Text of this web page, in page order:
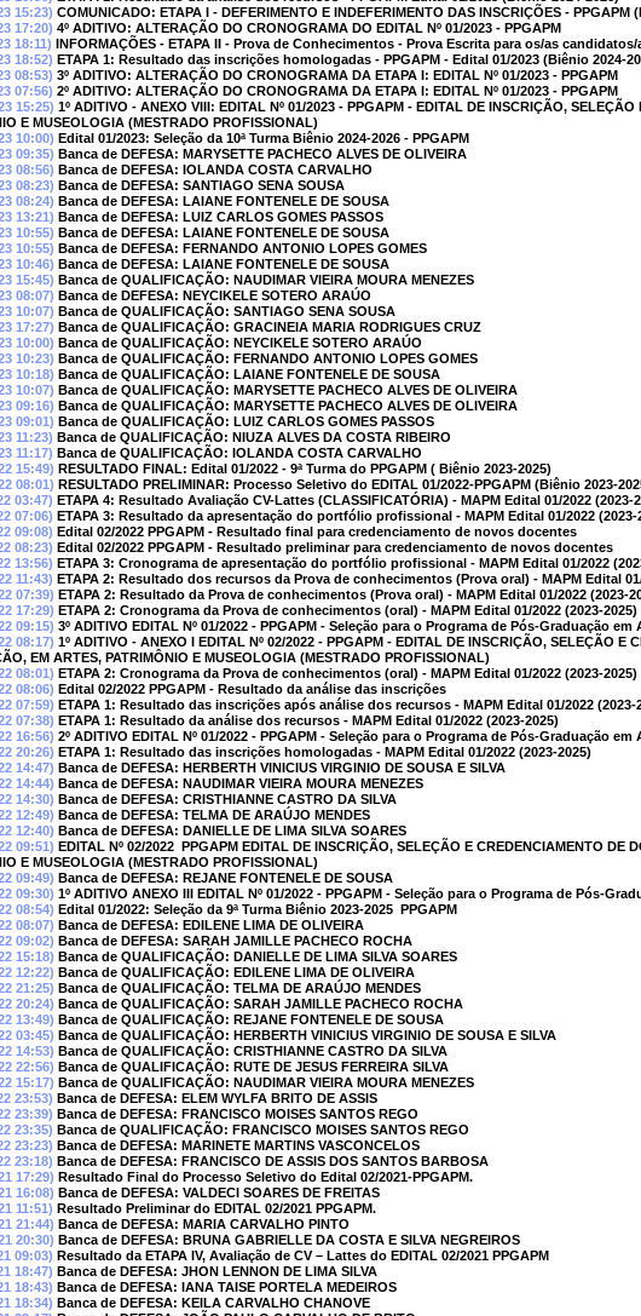
15:23) COMUNICADO: ETAPA I - DEFERIMENTO E INDEFERIMENTO DAS INSCRIÇÕES - PPGAPM
17:20) 4º ADITIVO: ALTERAÇÃO DO CRONOGRAMA DO EDITAL Nº 01/2023 - PPGAPM
18:11) INFORMAÇÕES - ETAPA II - Prova de Conhecimentos - Prova Escrita para os/as
18:52) ETAPA 1: Resultado das inscrições homologadas - PPGAPM - Edital 01/2023 (Biênio 2024-
08:53) 3º ADITIVO: ALTERAÇÃO DO CRONOGRAMA DA ETAPA I: EDITAL Nº 01/2023 - PPGAPM
07:56) 2º ADITIVO: ALTERAÇÃO DO CRONOGRAMA DA ETAPA I: EDITAL Nº 01/2023 - PPGAPM
15:25) 1º ADITIVO - ANEXO VIII: EDITAL Nº 01/2023 - PPGAPM - EDITAL DE INSCRIÇÃO,
E MUSEOLOGIA (MESTRADO PROFISSIONAL)
10:00) Edital 01/2023: Seleção da 10ª Turma Biênio 2024-2026 - PPGAPM
09:35) Banca de DEFESA: MARYSETTE PACHECO ALVES DE OLIVEIRA
08:56) Banca de DEFESA: IOLANDA COSTA CARVALHO
08:23) Banca de DEFESA: SANTIAGO SENA SOUSA
08:24) Banca de DEFESA: LAIANE FONTENELE DE SOUSA
13:21) Banca de DEFESA: LUIZ CARLOS GOMES PASSOS
10:55) Banca de DEFESA: LAIANE FONTENELE DE SOUSA
10:55) Banca de DEFESA: FERNANDO ANTONIO LOPES GOMES
10:46) Banca de DEFESA: LAIANE FONTENELE DE SOUSA
15:45) Banca de QUALIFICAÇÃO: NAUDIMAR VIEIRA MOURA MENEZES
08:07) Banca de DEFESA: NEYCIKELE SOTERO ARAÚO
10:07) Banca de QUALIFICAÇÃO: SANTIAGO SENA SOUSA
17:27) Banca de QUALIFICAÇÃO: GRACINEIA MARIA RODRIGUES CRUZ
10:00) Banca de QUALIFICAÇÃO: NEYCIKELE SOTERO ARAÚO
10:23) Banca de QUALIFICAÇÃO: FERNANDO ANTONIO LOPES GOMES
10:18) Banca de QUALIFICAÇÃO: LAIANE FONTENELE DE SOUSA
10:07) Banca de QUALIFICAÇÃO: MARYSETTE PACHECO ALVES DE OLIVEIRA
09:16) Banca de QUALIFICAÇÃO: MARYSETTE PACHECO ALVES DE OLIVEIRA
09:01) Banca de QUALIFICAÇÃO: LUIZ CARLOS GOMES PASSOS
11:23) Banca de QUALIFICAÇÃO: NIUZA ALVES DA COSTA RIBEIRO
11:17) Banca de QUALIFICAÇÃO: IOLANDA COSTA CARVALHO
15:49) RESULTADO FINAL: Edital 01/2022 - 9ª Turma do PPGAPM ( Biênio 2023-2025)
08:01) RESULTADO PRELIMINAR: Processo Seletivo do EDITAL 01/2022-PPGAPM (Biênio 2023-
03:47) ETAPA 4: Resultado Avaliação CV-Lattes (CLASSIFICATÓRIA) - MAPM Edital 01/2022 (2023-
07:06) ETAPA 3: Resultado da apresentação do portfólio profissional - MAPM Edital 01/2022 (2023-
09:08) Edital 02/2022 PPGAPM - Resultado final para credenciamento de novos docentes
08:23) Edital 02/2022 PPGAPM - Resultado preliminar para credenciamento de novos docentes
13:56) ETAPA 3: Cronograma de apresentação do portfólio profissional - MAPM Edital 01/2022
11:43) ETAPA 2: Resultado dos recursos da Prova de conhecimentos (Prova oral) - MAPM Edital
07:39) ETAPA 2: Resultado da Prova de conhecimentos (Prova oral) - MAPM Edital 01/2022 (2023-
17:29) ETAPA 2: Cronograma da Prova de conhecimentos (oral) - MAPM Edital 01/2022 (2023-
09:15) 3º ADITIVO EDITAL Nº 01/2022 - PPGAPM - Seleção para o Programa de Pós-Graduação
08:17) 1º ADITIVO - ANEXO I EDITAL Nº 02/2022 - PPGAPM - EDITAL DE INSCRIÇÃO, SELEÇÃO E
EM ARTES, PATRIMÔNIO E MUSEOLOGIA (MESTRADO PROFISSIONAL)
08:01) ETAPA 2: Cronograma da Prova de conhecimentos (oral) - MAPM Edital 01/2022 (2023-2025)
08:06) Edital 02/2022 PPGAPM - Resultado da análise das inscrições
07:59) ETAPA 1: Resultado das inscrições após análise dos recursos - MAPM Edital 01/2022 (2023-
07:38) ETAPA 1: Resultado da análise dos recursos - MAPM Edital 01/2022 (2023-2025)
16:56) 2º ADITIVO EDITAL Nº 01/2022 - PPGAPM - Seleção para o Programa de Pós-Graduação
20:26) ETAPA 1: Resultado das inscrições homologadas - MAPM Edital 01/2022 (2023-2025)
14:47) Banca de DEFESA: HERBERTH VINICIUS VIRGINIO DE SOUSA E SILVA
14:44) Banca de DEFESA: NAUDIMAR VIEIRA MOURA MENEZES
14:30) Banca de DEFESA: CRISTHIANNE CASTRO DA SILVA
12:49) Banca de DEFESA: TELMA DE ARAÚJO MENDES
12:40) Banca de DEFESA: DANIELLE DE LIMA SILVA SOARES
09:51) EDITAL Nº 02/2022  PPGAPM EDITAL DE INSCRIÇÃO, SELEÇÃO E CREDENCIAMENTO
E MUSEOLOGIA (MESTRADO PROFISSIONAL)
09:49) Banca de DEFESA: REJANE FONTENELE DE SOUSA
09:30) 1º ADITIVO ANEXO III EDITAL Nº 01/2022 - PPGAPM - Seleção para o Programa de Pós-
08:54) Edital 01/2022: Seleção da 9ª Turma Biênio 2023-2025  PPGAPM
08:07) Banca de DEFESA: EDILENE LIMA DE OLIVEIRA
09:02) Banca de DEFESA: SARAH JAMILLE PACHECO ROCHA
15:18) Banca de QUALIFICAÇÃO: DANIELLE DE LIMA SILVA SOARES
12:22) Banca de QUALIFICAÇÃO: EDILENE LIMA DE OLIVEIRA
21:25) Banca de QUALIFICAÇÃO: TELMA DE ARAÚJO MENDES
20:24) Banca de QUALIFICAÇÃO: SARAH JAMILLE PACHECO ROCHA
13:49) Banca de QUALIFICAÇÃO: REJANE FONTENELE DE SOUSA
03:45) Banca de QUALIFICAÇÃO: HERBERTH VINICIUS VIRGINIO DE SOUSA E SILVA
14:53) Banca de QUALIFICAÇÃO: CRISTHIANNE CASTRO DA SILVA
22:56) Banca de QUALIFICAÇÃO: RUTE DE JESUS FERREIRA SILVA
15:17) Banca de QUALIFICAÇÃO: NAUDIMAR VIEIRA MOURA MENEZES
23:53) Banca de DEFESA: ELEM WYLFA BRITO DE ASSIS
23:39) Banca de DEFESA: FRANCISCO MOISES SANTOS REGO
23:35) Banca de QUALIFICAÇÃO: FRANCISCO MOISES SANTOS REGO
23:23) Banca de DEFESA: MARINETE MARTINS VASCONCELOS
23:18) Banca de DEFESA: FRANCISCO DE ASSIS DOS SANTOS BARBOSA
17:29) Resultado Final do Processo Seletivo do Edital 02/2021-PPGAPM.
16:08) Banca de DEFESA: VALDECI SOARES DE FREITAS
11:51) Resultado Preliminar do EDITAL 02/2021 PPGAPM.
21:44) Banca de DEFESA: MARIA CARVALHO PINTO
20:30) Banca de DEFESA: BRUNA GABRIELLE DA COSTA E SILVA NEGREIROS
09:03) Resultado da ETAPA IV, Avaliação de CV – Lattes do EDITAL 02/2021 PPGAPM
18:47) Banca de DEFESA: JHON LENNON DE LIMA SILVA
18:43) Banca de DEFESA: IANA TAISE PORTELA MEDEIROS
18:34) Banca de DEFESA: KEILA CARVALHO CHANOVE